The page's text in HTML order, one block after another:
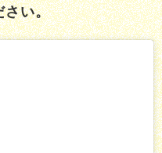
さい。